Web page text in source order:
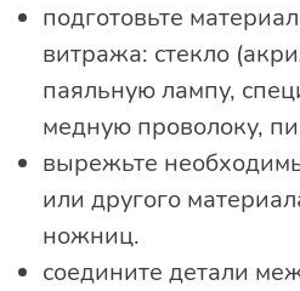
подготовьте
витража: стекло
паяльную лампу,
медную проволоку,
вырежьте
или другого
ножниц.
соедините детали